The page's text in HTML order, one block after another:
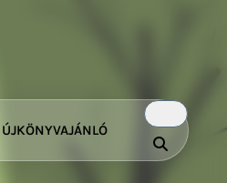
KÖNYVAJÁNLÓ